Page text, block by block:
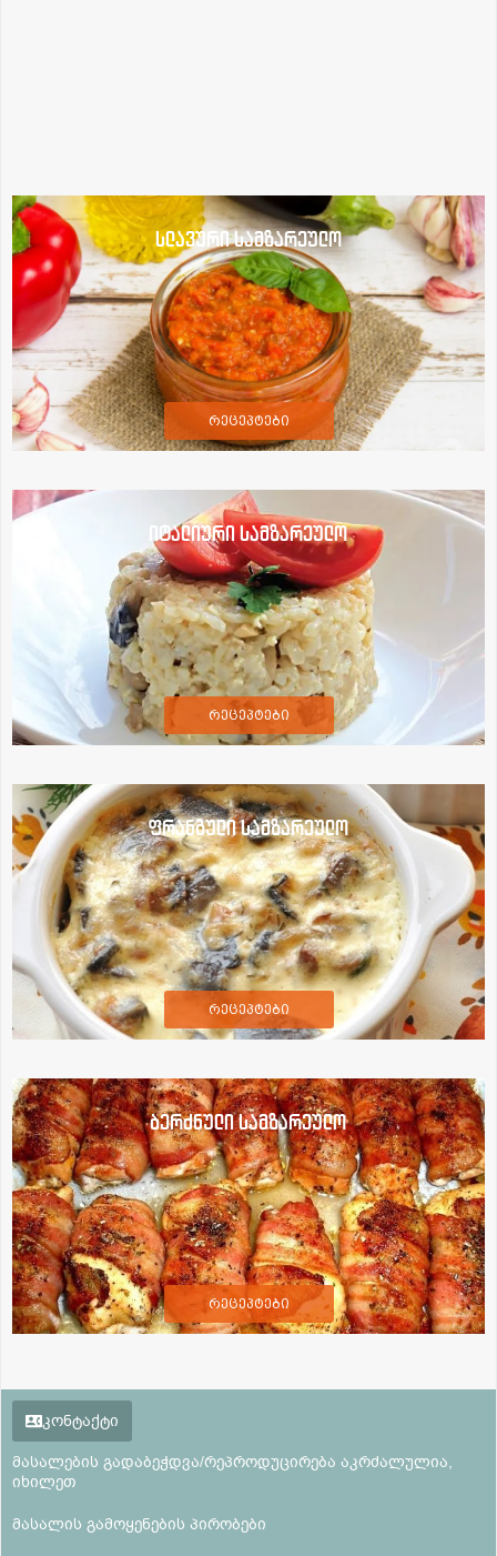
სლავური სამზარეულო
რეცეპტები
იტალიური სამზარეულო
რეცეპტები
ფრანგული სამზარეულო
რეცეპტები
ბერძნული სამზარეულო
რეცეპტები
კონტაქტი
მასალების გადაბეჭდვა/რეპროდუცირება აკრძალულია,
იხილეთ
მასალის გამოყენების პირობები